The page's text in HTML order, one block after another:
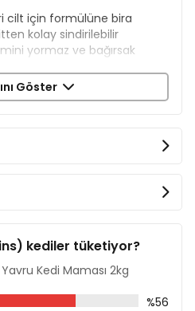
cilt için formülüne bira
kolay sindirilebilir
yormaz ve bağırsak
Göster
kediler tüketiyor?
Kedi Maması 2kg
%56